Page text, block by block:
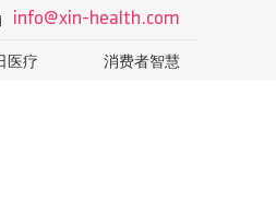
info@xin-health.com
医疗
消费者智慧